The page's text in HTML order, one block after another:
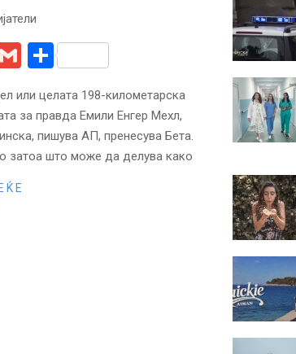
GmailShare
или целата 198-километарска
за правда Емили Енгер Мехл,
пишува АП, пренесува Бета.
затоа што може да делува како